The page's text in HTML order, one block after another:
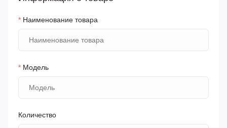
* Наименование товара
* Модель
Количество